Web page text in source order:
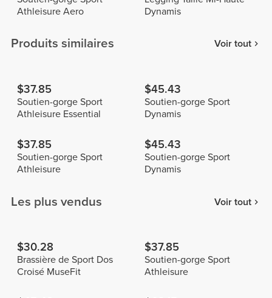
Athleisure Aero
Dynamis
Produits similaires Voir tout
$37.85
Soutien-gorge Sport
Athleisure Essential
$45.43
Soutien-gorge Sport
Dynamis
$37.85
Soutien-gorge Sport
Athleisure
$45.43
Soutien-gorge Sport
Dynamis
Les plus vendus Voir tout
$30.28
Brassière de Sport Dos
Croisé MuseFit
$37.85
Soutien-gorge Sport
Athleisure